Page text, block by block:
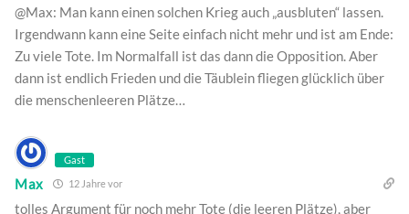
@Max: Man kann einen solchen Krieg auch „ausbluten“ lassen.
Irgendwann kann eine Seite einfach nicht mehr und ist am Ende:
Zu viele Tote. Im Normalfall ist das dann die Opposition. Aber
dann ist endlich Frieden und die Täublein fliegen glücklich über
die menschenleeren Plätze…
Gast
Max 12 Jahre vor
tolles Argument für noch mehr Tote (die leeren Plätze), aber